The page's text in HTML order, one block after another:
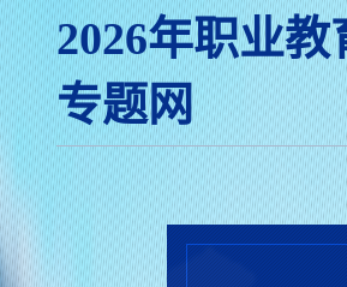
2026年职业
专题网